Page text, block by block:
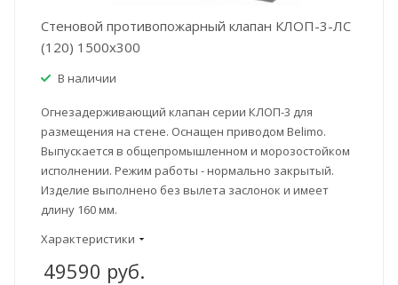
Стеновой противопожарный клапан КЛОП-3-ЛС
(120) 1500x300
В наличии
Огнезадерживающий клапан серии КЛОП-3 для
размещения на стене. Оснащен приводом Belimo.
Выпускается в общепромышленном и морозостойком
исполнении. Режим работы - нормально закрытый.
Изделие выполнено без вылета заслонок и имеет
длину 160 мм.
Характеристики
49590 руб.